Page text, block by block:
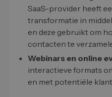
SaaS-provider heeft
transformatie in
en deze gebruikt om
contacten te
Webinars en online
interactieve formats
en met potentiële